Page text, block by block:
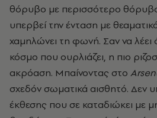
θόρυβο με περισσότερο
υπερβεί την ένταση με
χαμηλώνει τη φωνή. Σαν να λέει
κόσμο που ουρλιάζει, η πιο
ακρόαση. Μπαίνοντας στο
σχεδόν σωματικά αισθητό. Δεν
έκθεσης που σε καταδιώκει με